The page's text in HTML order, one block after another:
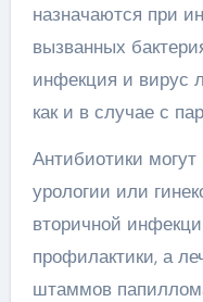
назначаются при
вызванных
инфекция и вирус
как и в случае с
Антибиотики
урологии или
вторичной
профилактики, а
штаммов